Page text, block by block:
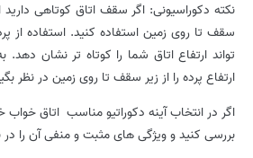
نکته دکوراسیونی: اگر سقف اتاق کوتاهی دارید
سقف تا روی زمین استفاده کنید. استفاده از
تواند ارتفاع اتاق شما را کوتاه تر نشان دهد.
ارتفاع پرده را از زیر سقف تا روی زمین در نظر
اگر در انتخاب آینه دکوراتیو مناسب اتاق خواب
بررسی کنید و ویژگی های مثبت و منفی آن را در